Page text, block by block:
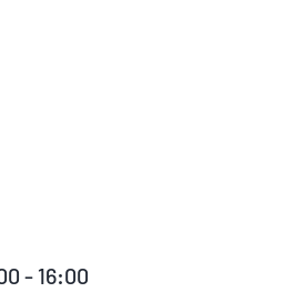
- 16:00